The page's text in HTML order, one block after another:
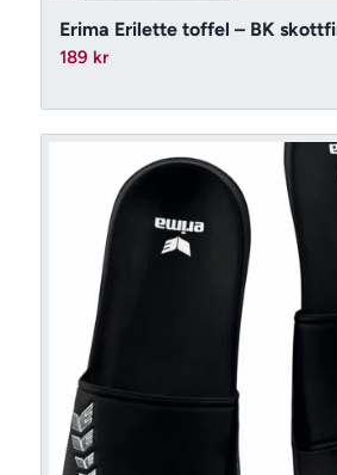
Erima Erilette toffel – BK
189 kr